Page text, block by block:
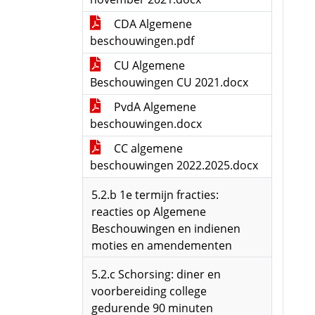
CDA Algemene
beschouwingen.pdf
CU Algemene
Beschouwingen CU 2021.docx
PvdA Algemene
beschouwingen.docx
CC algemene
beschouwingen 2022.2025.docx
5.2.b 1e termijn fracties:
reacties op Algemene
Beschouwingen en indienen
moties en amendementen
5.2.c Schorsing: diner en
voorbereiding college
gedurende 90 minuten